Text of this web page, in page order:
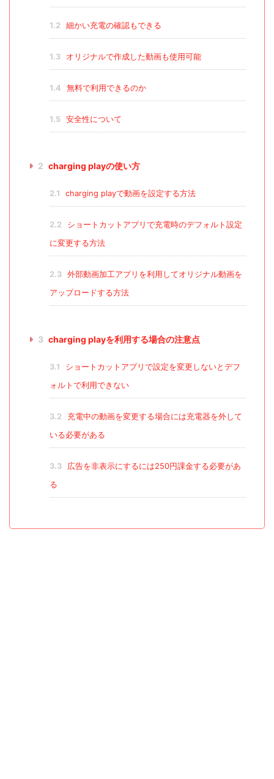
1.2 細かい充電の確認もできる
1.3 オリジナルで作成した動画も使用可能
1.4 無料で利用できるのか
1.5 安全性について
2 charging playの使い方
2.1 charging playで動画を設定する方法
2.2
ショートカットアプリで充電時のデフォルト設定
に変更する方法
2.3
外部動画加工アプリを利用してオリジナル動画を
アップロードする方法
3 charging playを利用する場合の注意点
3.1
ショートカットアプリで設定を変更しないとデフ
ォルトで利用できない
3.2
充電中の動画を変更する場合には充電器を外して
いる必要がある
3.3
広告を非表示にするには250円課金する必要があ
る